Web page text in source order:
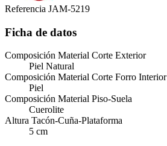
Referencia JAM-5219
Ficha de datos
Composición Material Corte Exterior
Piel Natural
Composición Material Corte Forro Interior
Piel
Composición Material Piso-Suela
Cuerolite
Altura Tacón-Cuña-Plataforma
5 cm